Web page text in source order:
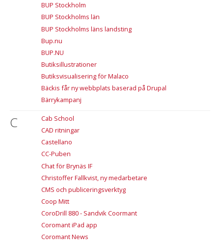
BUP Stockholm
BUP Stockholms län
BUP Stockholms läns landsting
Bup.nu
BUP.NU
Butiksillustrationer
Butiksvisualisering för Malaco
Bäckis får ny webbplats baserad på Drupal
Bärrykampanj
C
Cab School
CAD ritningar
Castellano
CC-Puben
Chat för Brynäs IF
Christoffer Fallkvist, ny medarbetare
CMS och publiceringsverktyg
Coop Mitt
CoroDrill 880 - Sandvik Coormant
Coromant iPad app
Coromant News